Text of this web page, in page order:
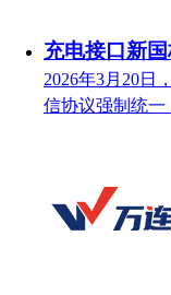
充电接口新
2026年3月20日
信协议强制统一